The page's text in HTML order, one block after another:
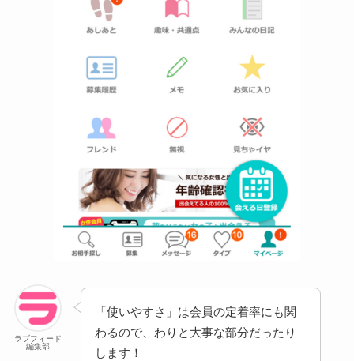
ラブフィード
編集部
「使いやすさ」は会員の定着率にも関
わるので、わりと大事な部分だったり
します！